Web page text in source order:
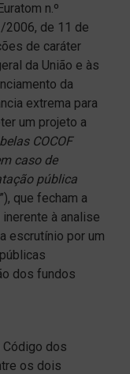
n.º
2006, de 11 de
de caráter
da União e às
da
extrema para
um projeto a
COCOF
caso de
pública
”), que fecham a
à analise
escrutínio por um
dos fundos
Código dos
os dois